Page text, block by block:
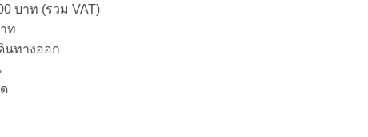
บาท (รวม VAT)
ท
นทางออก